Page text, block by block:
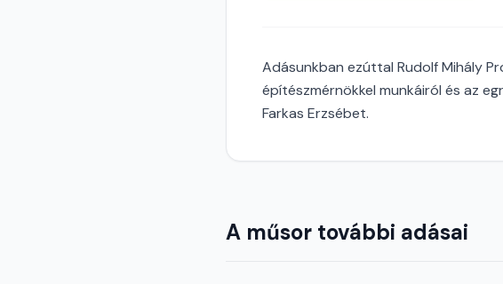
Adásunkban ezúttal Rudolf Mihály
építészmérnökkel munkáiról és az
Farkas Erzsébet.
A műsor további adásai